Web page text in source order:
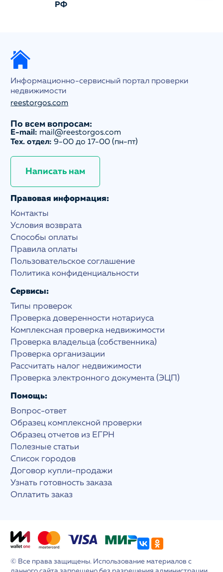
РФ
Информационно-сервисный портал проверки
недвижимости
reestorgos.com
По всем вопросам:
E-mail: mail@reestorgos.com
Тех. отдел: 9-00 до 17-00 (пн-пт)
Написать нам
Правовая информация:
Контакты
Условия возврата
Способы оплаты
Правила оплаты
Пользовательское соглашение
Политика конфиденциальности
Сервисы:
Типы проверок
Проверка доверенности нотариуса
Комплексная проверка недвижимости
Проверка владельца (собственника)
Проверка организации
Рассчитать налог недвижимости
Проверка электронного документа (ЭЦП)
Помощь:
Вопрос-ответ
Образец комплексной проверки
Образец отчетов из ЕГРН
Полезные статьи
Список городов
Договор купли-продажи
Узнать готовность заказа
Оплатить заказ
© Все права защищены. Использование материалов с